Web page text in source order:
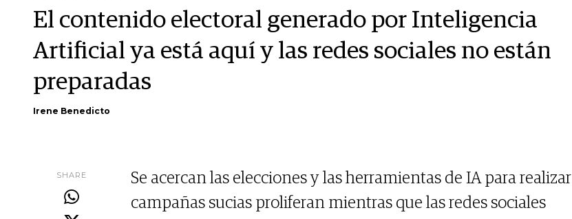
El contenido electoral generado por Inteligencia
Artificial ya está aquí y las redes sociales no están
preparadas
Irene Benedicto
SHARE
Se acercan las elecciones y las herramientas de IA para realizar
campañas sucias proliferan mientras que las redes sociales